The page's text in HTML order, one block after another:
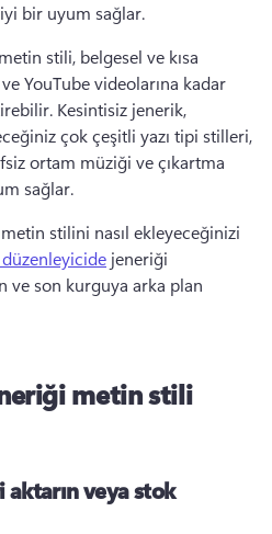
bir uyum sağlar.
stili, belgesel ve kısa
YouTube videolarına kadar
Kesintisiz jenerik,
çok çeşitli yazı tipi stilleri,
ortam müziği ve çıkartma
sağlar.
jeneriği
ve son kurguya arka plan
metin stili
aktarın veya stok